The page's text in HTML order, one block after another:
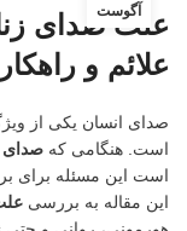
آگوست
علت صدای
علائم و
صدای انسان یکی از
است. هنگامی که صدای
است این مسئله برای
این مقاله به بررسی